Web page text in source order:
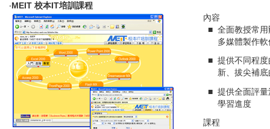
‧MEIT 校本IT培訓課程
內容
■ 全面教授常
多媒體製作軟
■ 提供不同程
新、拔尖補
■ 提供全面評
學習進度
課程